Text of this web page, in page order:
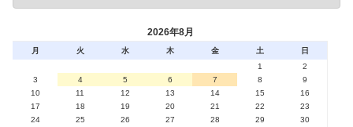
2026年8月
月 火 水 木 金 土
日
1
2
3
4 5 6 7 8
9
10
11 12 13 14 15
16
17
18 19 20 21 22
23
24
25 26 27 28 29
30